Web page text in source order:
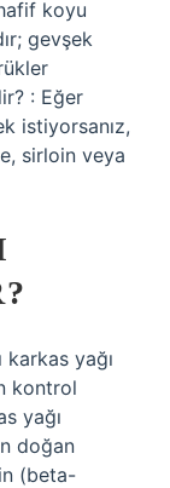
koyu
gevşek
: Eğer
istiyorsanız,
sirloin veya
karkas yağı
kontrol
yağı
doğan
(beta-